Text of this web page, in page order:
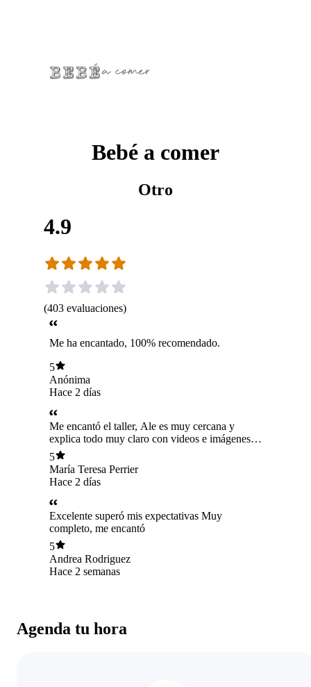
Bebé a comer
Otro
4.9
(403 evaluaciones)
Me ha encantado, 100% recomendado.
5
Anónima
Hace 2 días
Me encantó el taller, Ale es muy cercana y
explica todo muy claro con videos e imágenes.
Irradia su pasión por lo que hace!
5
María Teresa Perrier
Hace 2 días
Excelente superó mis expectativas Muy
completo, me encantó
5
Andrea Rodriguez
Hace 2 semanas
Agenda tu hora